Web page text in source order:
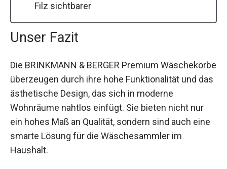
Filz sichtbarer
Unser Fazit
Die BRINKMANN & BERGER Premium Wäschekörbe
überzeugen durch ihre hohe Funktionalität und das
ästhetische Design, das sich in moderne
Wohnräume nahtlos einfügt. Sie bieten nicht nur
ein hohes Maß an Qualität, sondern sind auch eine
smarte Lösung für die Wäschesammler im
Haushalt.